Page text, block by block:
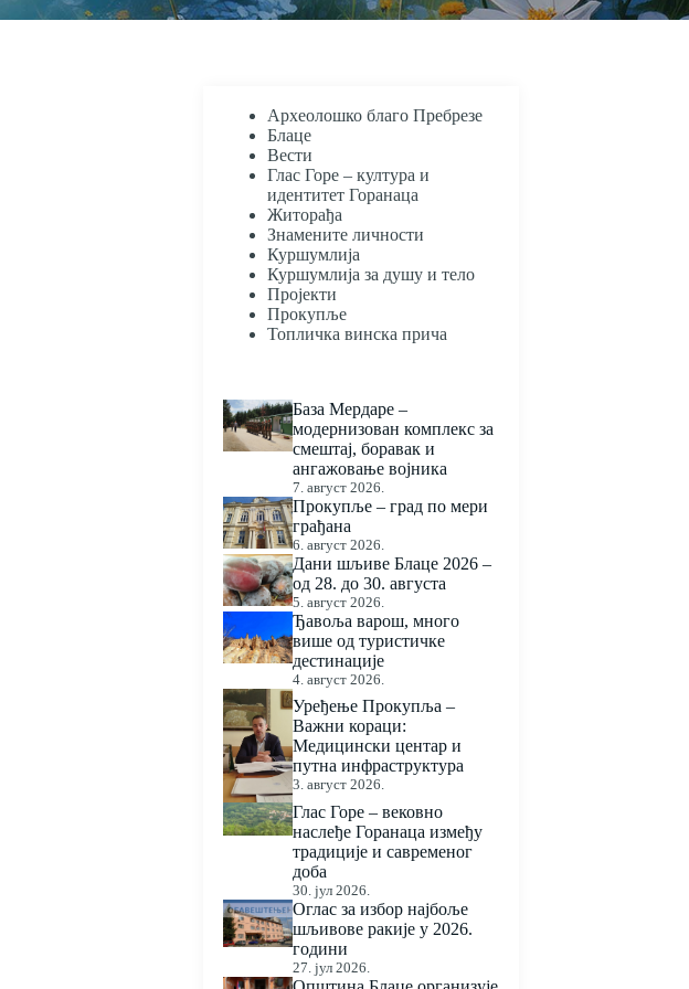
Археолошко благо Пребрезе
Блаце
Вести
Глас Горе – култура и
идентитет Горанаца
Житорађа
Знамените личности
Куршумлија
Куршумлија за душу и тело
Пројекти
Прокупље
Топличка винска прича
База Мердаре –
модернизован комплекс за
смештај, боравак и
ангажовање војника
7. август 2026.
Прокупље – град по мери
грађана
6. август 2026.
Дани шљиве Блаце 2026 –
од 28. до 30. августа
5. август 2026.
Ђавоља варош, много
више од туристичке
дестинације
4. август 2026.
Уређење Прокупља –
Важни кораци:
Медицински центар и
путна инфраструктура
3. август 2026.
Глас Горе – вековно
наслеђе Горанаца између
традиције и савременог
доба
30. јул 2026.
Оглас за избор најбоље
шљивове ракије у 2026.
години
27. јул 2026.